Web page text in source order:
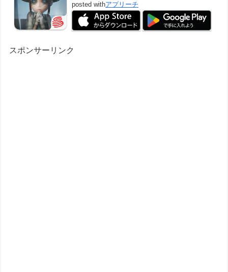
posted withアプリーチ
スポンサーリンク